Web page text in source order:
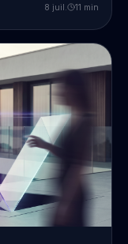
8 juil. 11 min